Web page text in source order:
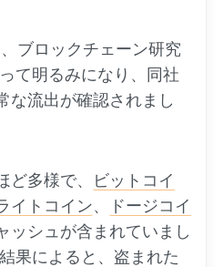
ブロックチェーン研究
て明るみになり、同社
な流出が確認されまし
多様で、
ビットコイ
イトコイン、
ドージコイ
ッシュが含まれていまし
果によると、盗まれた